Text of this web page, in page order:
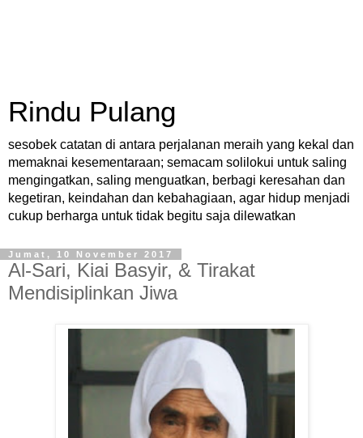
Rindu Pulang
sesobek catatan di antara perjalanan meraih yang kekal dan
memaknai kesementaraan; semacam solilokui untuk saling
mengingatkan, saling menguatkan, berbagi keresahan dan
kegetiran, keindahan dan kebahagiaan, agar hidup menjadi
cukup berharga untuk tidak begitu saja dilewatkan
Jumat, 10 November 2017
Al-Sari, Kiai Basyir, & Tirakat
Mendisiplinkan Jiwa